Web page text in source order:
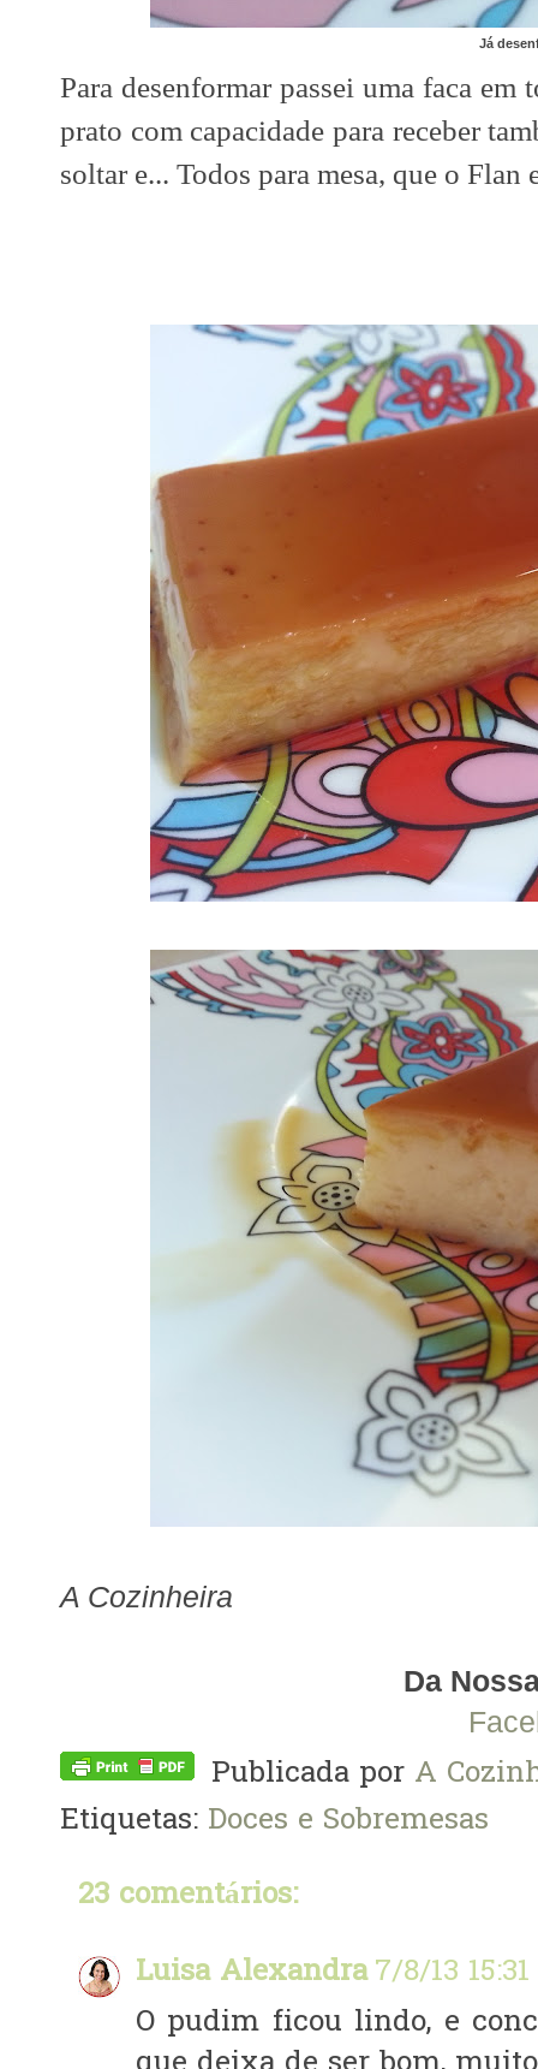
Já
Para desenformar passei uma faca
prato com capacidade para receber
soltar e... Todos para mesa, que o Flan
A Cozinheira
Da
Publicada por A
Etiquetas: Doces e Sobremesas
23 comentários:
Luisa Alexandra7/8/13 15:31
O pudim ficou lindo, e